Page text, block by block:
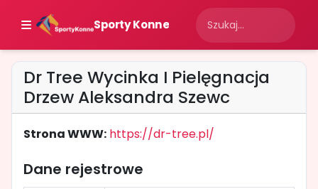
Sporty Konne
Dr Tree Wycinka I Pielęgnacja
Drzew Aleksandra Szewc
Strona WWW: https://dr-tree.pl/
Dane rejestrowe